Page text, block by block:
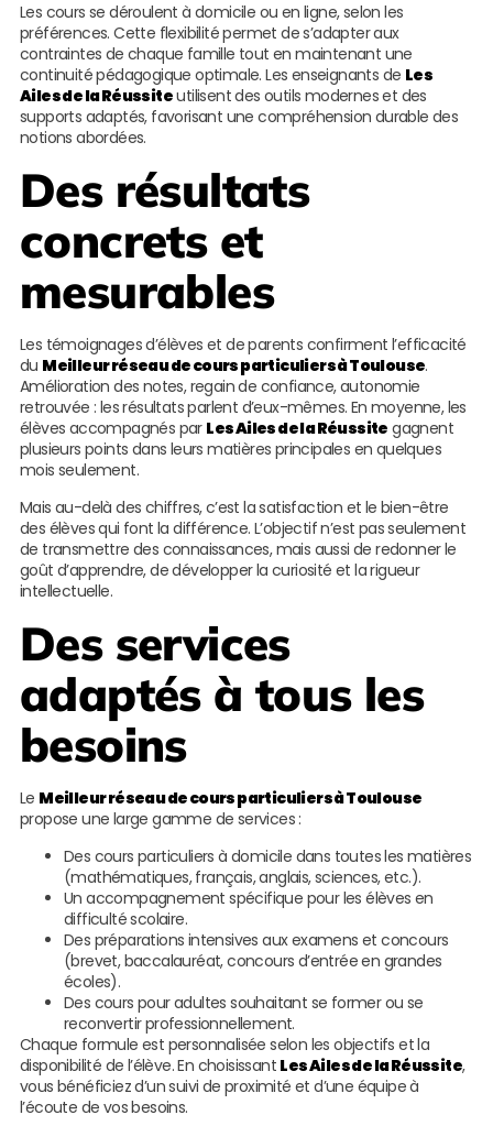
Les cours se déroulent à domicile ou en ligne, selon les
préférences. Cette flexibilité permet de s’adapter aux
contraintes de chaque famille tout en maintenant une
continuité pédagogique optimale. Les enseignants de Les
Ailes de la Réussiteutilisent des outils modernes et des
supports adaptés, favorisant une compréhension durable des
notions abordées.
Des résultats
concrets et
mesurables
Les témoignages d’élèves et de parents confirment l’efficacité
du Meilleur réseau de cours particuliers à Toulouse.
Amélioration des notes, regain de confiance, autonomie
retrouvée : les résultats parlent d’eux-mêmes. En moyenne, les
élèves accompagnés par Les Ailes de la Réussite gagnent
plusieurs points dans leurs matières principales en quelques
mois seulement.
Mais au-delà des chiffres, c’est la satisfaction et le bien-être
des élèves qui font la différence. L’objectif n’est pas seulement
de transmettre des connaissances, mais aussi de redonner le
goût d’apprendre, de développer la curiosité et la rigueur
intellectuelle.
Des services
adaptés à tous les
besoins
Le Meilleur réseau de cours particuliers à Toulouse
propose une large gamme de services :
Des cours particuliers à domicile dans toutes les matières
(mathématiques, français, anglais, sciences, etc.).
Un accompagnement spécifique pour les élèves en
difficulté scolaire.
Des préparations intensives aux examens et concours
(brevet, baccalauréat, concours d’entrée en grandes
écoles).
Des cours pour adultes souhaitant se former ou se
reconvertir professionnellement.
Chaque formule est personnalisée selon les objectifs et la
disponibilité de l’élève. En choisissant Les Ailes de la Réussite,
vous bénéficiez d’un suivi de proximité et d’une équipe à
l’écoute de vos besoins.